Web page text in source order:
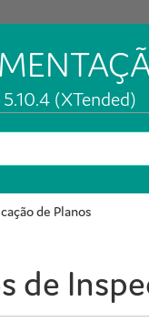
(XTended)
de Planos
de